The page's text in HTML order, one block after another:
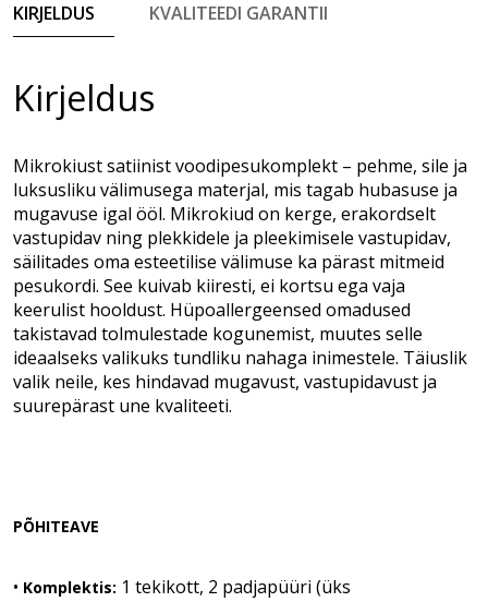
KIRJELDUS KVALITEEDI GARANTII
Kirjeldus
Mikrokiust satiinist voodipesukomplekt – pehme, sile ja
luksusliku välimusega materjal, mis tagab hubasuse ja
mugavuse igal ööl. Mikrokiud on kerge, erakordselt
vastupidav ning plekkidele ja pleekimisele vastupidav,
säilitades oma esteetilise välimuse ka pärast mitmeid
pesukordi. See kuivab kiiresti, ei kortsu ega vaja
keerulist hooldust. Hüpoallergeensed omadused
takistavad tolmulestade kogunemist, muutes selle
ideaalseks valikuks tundliku nahaga inimestele. Täiuslik
valik neile, kes hindavad mugavust, vastupidavust ja
suurepärast une kvaliteeti.
PÕHITEAVE
• Komplektis: 1 tekikott, 2 padjapüüri (üks